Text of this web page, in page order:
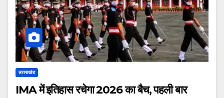
उत्तराखंड
IMA में इतिहास रचेगा 2026 का बैच, पहली बार